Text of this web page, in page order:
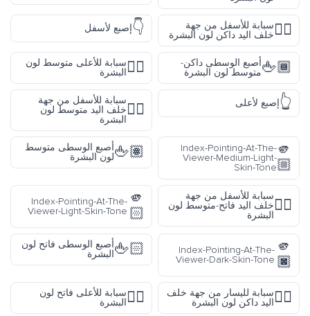
👇🏿سبابة للأسفل من جهة
خلف اليد داكن لون البشرة
👇إصبع لأسفل
🖕🏾أصبع الوسطى داكن-
متوسط لون البشرة
☝🏽سبابة للأعلى متوسط لون
البشرة
👆إصبع لأعلى 👇🏽
سبابة للأسفل من جهة
خلف اليد متوسط لون
البشرة
🫵
🏼
Index-Pointing-At-The-
Viewer-Medium-Light-
Skin-Tone
🖕🏽أصبع الوسطى متوسط
لون البشرة
👇🏼
سبابة للأسفل من جهة
خلف اليد فاتح-متوسط لون
البشرة
🫵
🏻
Index-Pointing-At-The-
Viewer-Light-Skin-Tone
🫵
🏿
Index-Pointing-At-The-
Viewer-Dark-Skin-Tone
🖕🏻أصبع الوسطى فاتح لون
البشرة
👈🏿سبابة لليسار من جهة خلف
اليد داكن لون البشرة
☝🏻سبابة للأعلى فاتح لون
البشرة